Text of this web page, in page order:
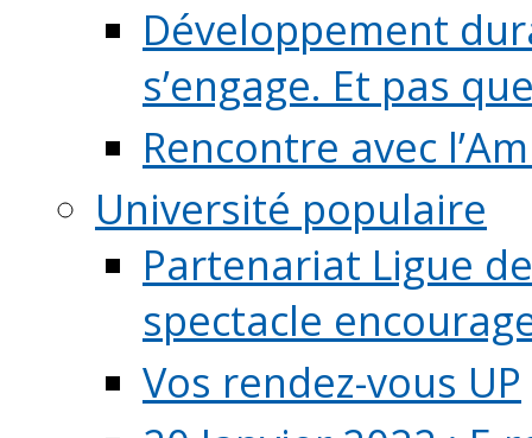
Développement
s’engage. Et pas
Rencontre avec
Université populaire
Partenariat Ligue
spectacle
Vos rendez-vous UP